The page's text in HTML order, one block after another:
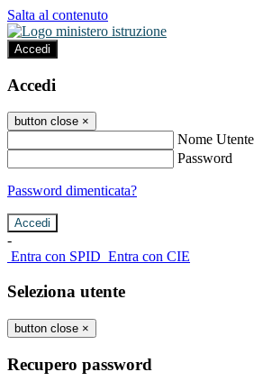
Salta al contenuto
Accedi
Accedi
button close ×
Nome Utente
Password
Password dimenticata?
-
Entra con SPID Entra con CIE
Seleziona utente
button close ×
Recupero password